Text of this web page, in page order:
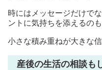
時にはメッセージだけで
ントに気持ちを添えるの
小さな積み重ねが大きな
産後の生活の相談も